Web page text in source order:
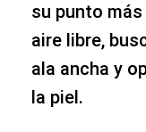
su punto
aire libre,
ala ancha y
la piel.